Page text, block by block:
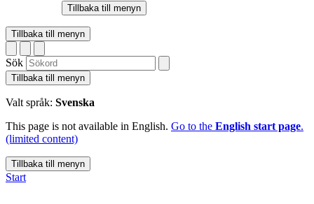
Tillbaka till menyn
Tillbaka till menyn
Sök
Tillbaka till menyn
Valt språk: Svenska
This page is not available in English. Go to the English start page.
(limited content)
Tillbaka till menyn
Start